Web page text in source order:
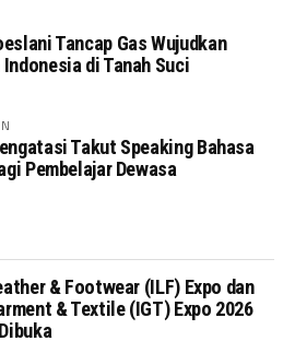
Tancap Gas Wujudkan
Indonesia di Tanah Suci
Takut Speaking Bahasa
Pembelajar Dewasa
& Footwear (ILF) Expo dan
& Textile (IGT) Expo 2026